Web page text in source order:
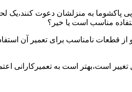
پاکشوما به منزلشان دعوت کنند،یک
مناسب است یا خیر؟
از قطعات نامناسب برای تعمیر آن
است،بهتر است به تعمیرکارانی